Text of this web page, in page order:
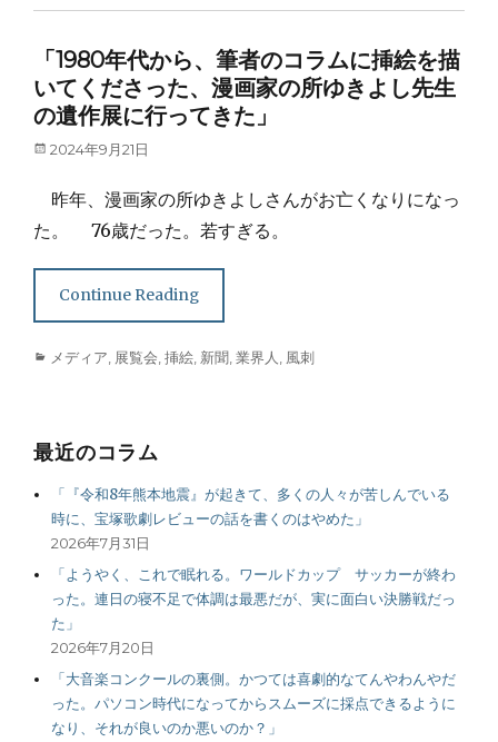
「1980年代から、筆者のコラムに挿絵を描
いてくださった、漫画家の所ゆきよし先生
の遺作展に行ってきた」
Posted
2024年9月21日
昨年、漫画家の所ゆきよしさんがお亡くなりになっ
た。 76歳だった。若すぎる。
Continue Reading
Categories
メディア 展覧会 挿絵 新聞 業界人 風刺
最近のコラム
「『令和8年熊本地震』が起きて、多くの人々が苦しんでいる
時に、宝塚歌劇レビューの話を書くのはやめた」
2026年7月31日
「ようやく、これで眠れる。ワールドカップ サッカーが終わ
った。連日の寝不足で体調は最悪だが、実に面白い決勝戦だっ
た」
2026年7月20日
「大音楽コンクールの裏側。かつては喜劇的なてんやわんやだ
った。パソコン時代になってからスムーズに採点できるように
なり、それが良いのか悪いのか？」